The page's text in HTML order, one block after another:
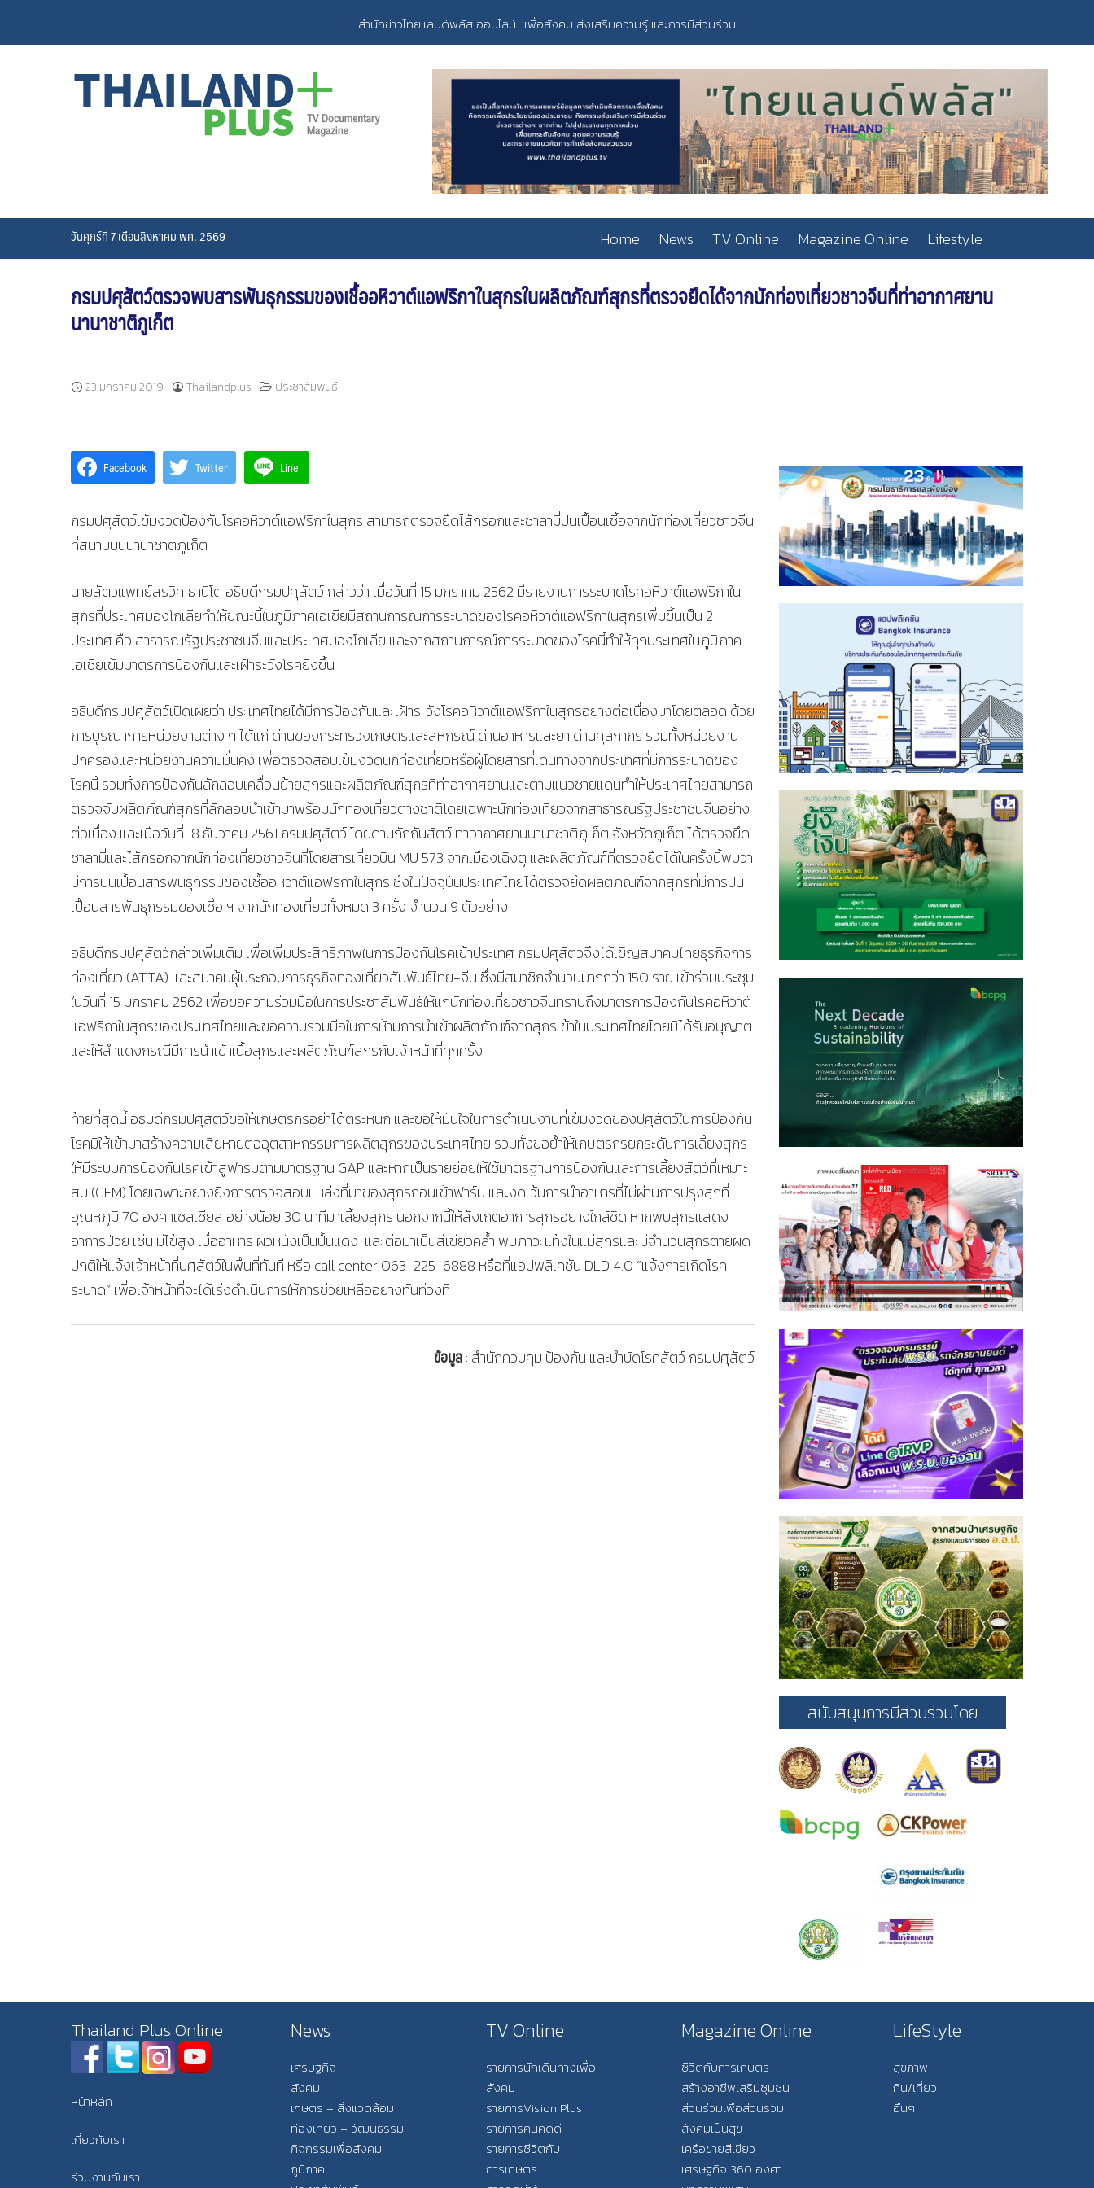
content
สำนักข่าวไทยแลนด์พลัส ออนไลน์... เพื่อสังคม ส่งเสริมความรู้ และการมีส่วนร่วม
วันศุกร์ที่ 7 เดือนสิงหาคม พศ. 2569 Home News TV Online Magazine Online Lifestyle
กรมปศุสัตว์ตรวจพบสารพันธุกรรมของเชื้ออหิวาต์แอฟริกาในสุกรในผลิตภัณฑ์สุกรที่ตรวจยึดได้จากนักท่องเที่ยวชาวจีนที่ท่าอากาศยาน
นานาชาติภูเก็ต
23 มกราคม 2019 Thailandplus ประชาสัมพันธ์
Facebook Twitter Line
กรมปศุสัตว์เข้มงวดป้องกันโรคอหิวาต์แอฟริกาในสุกร สามารถตรวจยึดไส้กรอกและซาลามี่ปนเปื้อนเชื้อจากนักท่องเที่ยวชาวจีน
ที่สนามบินนานาชาติภูเก็ต
นายสัตวแพทย์สรวิศ ธานีโต อธิบดีกรมปศุสัตว์ กล่าวว่า เมื่อวันที่ 15 มกราคม 2562 มีรายงานการระบาดโรคอหิวาต์แอฟริกาใน
สุกรที่ประเทศมองโกเลียทำให้ขณะนี้ในภูมิภาคเอเชียมีสถานการณ์การระบาดของโรคอหิวาต์แอฟริกาในสุกรเพิ่มขึ้นเป็น 2
ประเทศ คือ สาธารณรัฐประชาชนจีนและประเทศมองโกเลีย และจากสถานการณ์การระบาดของโรคนี้ทำให้ทุกประเทศในภูมิภาค
เอเชียเข้มมาตรการป้องกันและเฝ้าระวังโรคยิ่งขึ้น
อธิบดีกรมปศุสัตว์เปิดเผยว่า ประเทศไทยได้มีการป้องกันและเฝ้าระวังโรคอหิวาต์แอฟริกาในสุกรอย่างต่อเนื่องมาโดยตลอด ด้วย
การบูรณาการหน่วยงานต่าง ๆ ได้แก่ ด่านของกระทรวงเกษตรและสหกรณ์ ด่านอาหารและยา ด่านศุลกากร รวมทั้งหน่วยงาน
ปกครองและหน่วยงานความมั่นคง เพื่อตรวจสอบเข้มงวดนักท่องเที่ยวหรือผู้โดยสารที่เดินทางจากประเทศที่มีการระบาดของ
โรคนี้ รวมทั้งการป้องกันลักลอบเคลื่อนย้ายสุกรและผลิตภัณฑ์สุกรที่ท่าอากาศยานและตามแนวชายแดนทำให้ประเทศไทยสามารถ
ตรวจจับผลิตภัณฑ์สุกรที่ลักลอบนำเข้ามาพร้อมนักท่องเที่ยวต่างชาติโดยเฉพาะนักท่องเที่ยวจากสาธารณรัฐประชาชนจีนอย่าง
ต่อเนื่อง และเมื่อวันที่ 18 ธันวาคม 2561 กรมปศุสัตว์ โดยด่านกักกันสัตว์ ท่าอากาศยานนานาชาติภูเก็ต จังหวัดภูเก็ต ได้ตรวจยึด
ซาลามี่และไส้กรอกจากนักท่องเที่ยวชาวจีนที่โดยสารเที่ยวบิน MU 573 จากเมืองเฉิงตู และผลิตภัณฑ์ที่ตรวจยึดได้ในครั้งนี้พบว่า
มีการปนเปื้อนสารพันธุกรรมของเชื้ออหิวาต์แอฟริกาในสุกร ซึ่งในปัจจุบันประเทศไทยได้ตรวจยึดผลิตภัณฑ์จากสุกรที่มีการปน
เปื้อนสารพันธุกรรมของเชื้อ ฯ จากนักท่องเที่ยวทั้งหมด 3 ครั้ง จำนวน 9 ตัวอย่าง
อธิบดีกรมปศุสัตว์กล่าวเพิ่มเติม เพื่อเพิ่มประสิทธิภาพในการป้องกันโรคเข้าประเทศ กรมปศุสัตว์จึงได้เชิญสมาคมไทยธุรกิจการ
ท่องเที่ยว (ATTA) และสมาคมผู้ประกอบการธุรกิจท่องเที่ยวสัมพันธ์ไทย-จีน ซึ่งมีสมาชิกจำนวนมากกว่า 150 ราย เข้าร่วมประชุม
ในวันที่ 15 มกราคม 2562 เพื่อขอความร่วมมือในการประชาสัมพันธ์ให้แก่นักท่องเที่ยวชาวจีนทราบถึงมาตรการป้องกันโรคอหิวาต์
แอฟริกาในสุกรของประเทศไทยและขอความร่วมมือในการห้ามการนำเข้าผลิตภัณฑ์จากสุกรเข้าในประเทศไทยโดยมิได้รับอนุญาต
และให้สำแดงกรณีมีการนำเข้าเนื้อสุกรและผลิตภัณฑ์สุกรกับเจ้าหน้าที่ทุกครั้ง
ท้ายที่สุดนี้ อธิบดีกรมปศุสัตว์ขอให้เกษตรกรอย่าได้ตระหนก และขอให้มั่นใจในการดำเนินงานที่เข้มงวดของปศุสัตว์ในการป้องกัน
โรคมิให้เข้ามาสร้างความเสียหายต่ออุตสาหกรรมการผลิตสุกรของประเทศไทย รวมทั้งขอย้ำให้เกษตรกรยกระดับการเลี้ยงสุกร
ให้มีระบบการป้องกันโรคเข้าสู่ฟาร์มตามมาตรฐาน GAP และหากเป็นรายย่อยให้ใช้มาตรฐานการป้องกันและการเลี้ยงสัตว์ที่เหมาะ
สม (GFM) โดยเฉพาะอย่างยิ่งการตรวจสอบแหล่งที่มาของสุกรก่อนเข้าฟาร์ม และงดเว้นการนำอาหารที่ไม่ผ่านการปรุงสุกที่
อุณหภูมิ 70 องศาเซลเซียส อย่างน้อย 30 นาทีมาเลี้ยงสุกร นอกจากนี้ให้สังเกตอาการสุกรอย่างใกล้ชิด หากพบสุกรแสดง
อาการป่วย เช่น มีไข้สูง เบื่ออาหาร ผิวหนังเป็นปื้นแดง และต่อมาเป็นสีเขียวคล้ำ พบภาวะแท้งในแม่สุกรและมีจำนวนสุกรตายผิด
ปกติให้แจ้งเจ้าหน้าที่ปศุสัตว์ในพื้นที่ทันที หรือ call center 063-225-6888 หรือที่แอปพลิเคชัน DLD 4.0 “แจ้งการเกิดโรค
ระบาด” เพื่อเจ้าหน้าที่จะได้เร่งดำเนินการให้การช่วยเหลืออย่างทันท่วงที
ข้อมูล: สำนักควบคุม ป้องกัน และบำบัดโรคสัตว์ กรมปศุสัตว์
สนับสนุนการมีส่วนร่วมโดย
Thailand Plus Online
หน้าหลัก
เกี่ยวกับเรา
ร่วมงานกับเรา
News
เศรษฐกิจ
สังคม
เกษตร – สิ่งแวดล้อม
ท่องเที่ยว – วัฒนธรรม
กิจกรรมเพื่อสังคม
ภูมิภาค
TV Online
รายการนักเดินทางเพื่อ
สังคม
รายการVision Plus
รายการคนคิดดี
รายการชีวิตกับ
การเกษตร
Magazine Online
ชีวิตกับการเกษตร
สร้างอาชีพเสริมชุมชน
ส่วนร่วมเพื่อส่วนรวม
สังคมเป็นสุข
เครือข่ายสีเขียว
เศรษฐกิจ 360 องศา
LifeStyle
สุขภาพ
กิน/เที่ยว
อื่นๆ